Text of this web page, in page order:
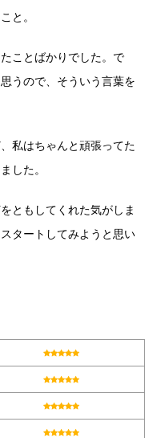
と。
ことばかりでした。で
うので、そういう言葉を
私はちゃんと頑張ってた
した。
ともしてくれた気がしま
タートしてみようと思い